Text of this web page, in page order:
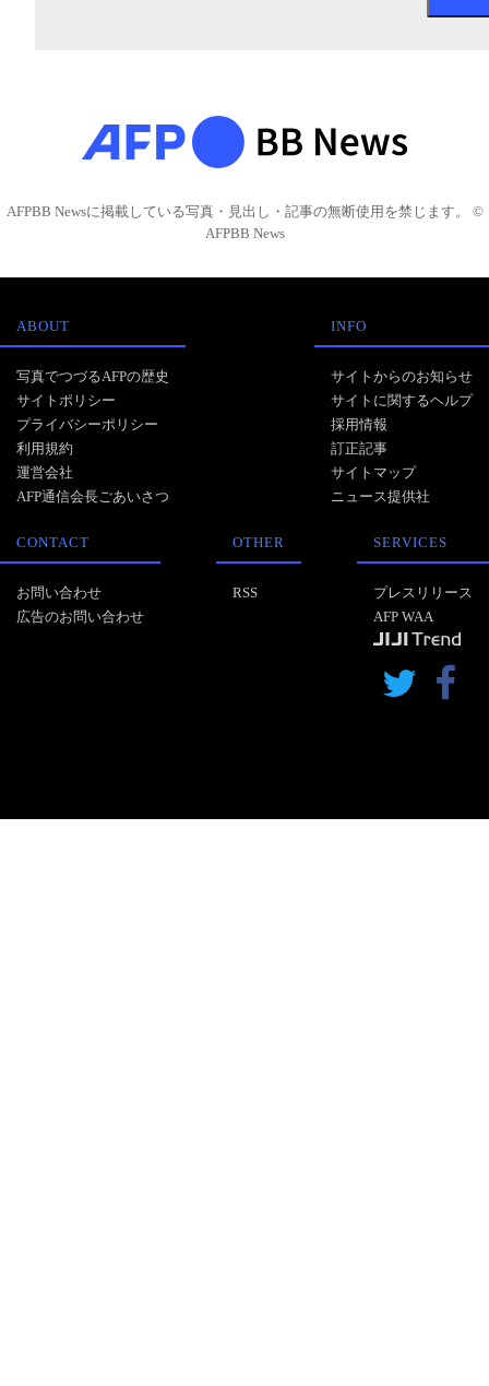
AFPBB Newsに掲載している写真・見出し・記事の無断使用を禁じます。 ©
AFPBB News
ABOUT
写真でつづるAFPの歴史
サイトポリシー
プライバシーポリシー
利用規約
運営会社
AFP通信会長ごあいさつ
INFO
サイトからのお知らせ
サイトに関するヘルプ
採用情報
訂正記事
サイトマップ
ニュース提供社
CONTACT
お問い合わせ
広告のお問い合わせ
OTHER
RSS
SERVICES
プレスリリース
AFP WAA